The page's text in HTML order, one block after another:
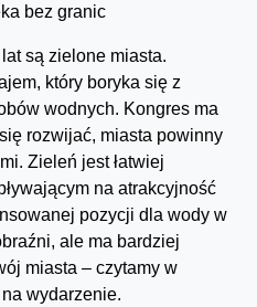
bez granic
są zielone miasta.
który boryka się z
wodnych. Kongres ma
rozwijać, miasta powinny
Zieleń jest łatwiej
na atrakcyjność
pozycji dla wody w
ale ma bardziej
miasta – czytamy w
wydarzenie.